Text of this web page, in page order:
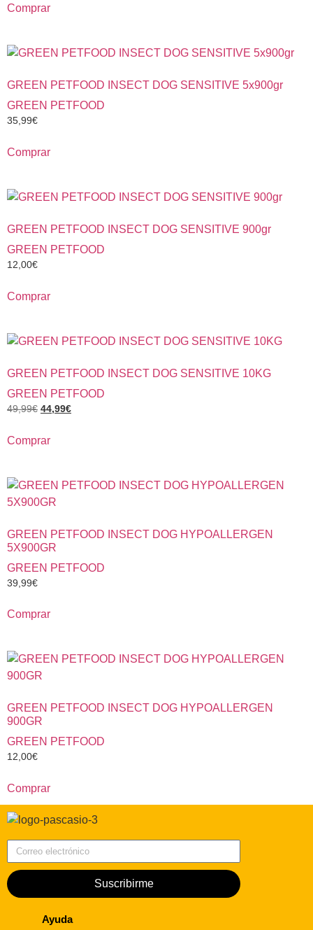
Comprar
GREEN PETFOOD INSECT DOG SENSITIVE 5x900gr
GREEN PETFOOD
35,99€
Comprar
GREEN PETFOOD INSECT DOG SENSITIVE 900gr
GREEN PETFOOD
12,00€
Comprar
GREEN PETFOOD INSECT DOG SENSITIVE 10KG
GREEN PETFOOD
49,99€ 44,99€
Comprar
GREEN PETFOOD INSECT DOG HYPOALLERGEN
5X900GR
GREEN PETFOOD
39,99€
Comprar
GREEN PETFOOD INSECT DOG HYPOALLERGEN
900GR
GREEN PETFOOD
12,00€
Comprar
Suscribirme
Ayuda